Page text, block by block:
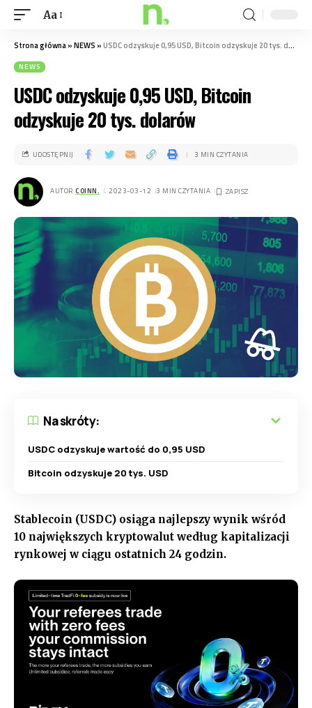
Aa
Strona główna»NEWS »USDC odzyskuje 0,95 USD, Bitcoin odzyskuje 20 tys. dolarów
NEWS
USDC odzyskuje 0,95 USD, Bitcoin
odzyskuje 20 tys. dolarów
AUTOR COINN. . 2023-03-12 3 MIN CZYTANIA
UDOSTĘPNIJ 3 MIN CZYTANIA
Na skróty:
USDC odzyskuje wartość do 0,95 USD
Bitcoin odzyskuje 20 tys. USD
Stablecoin (USDC) osiąga najlepszy wynik wśród
10 największych kryptowalut według kapitalizacji
rynkowej w ciągu ostatnich 24 godzin.